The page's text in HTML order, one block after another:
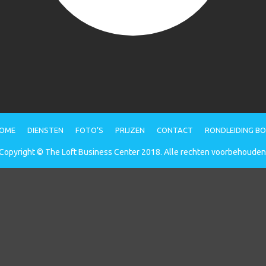
DIENSTEN FOTO’S PRIJZEN CONTACT RONDLEIDING
© The Loft Business Center 2018. Alle rechten